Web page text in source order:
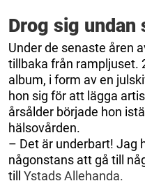
Drog sig undan
Under de senaste åren
tillbaka från rampljuset.
album, i form av en
hon sig för att lägga
årsålder började hon
hälsovården.
– Det är underbart! Jag
någonstans att gå till
till Ystads Allehanda.